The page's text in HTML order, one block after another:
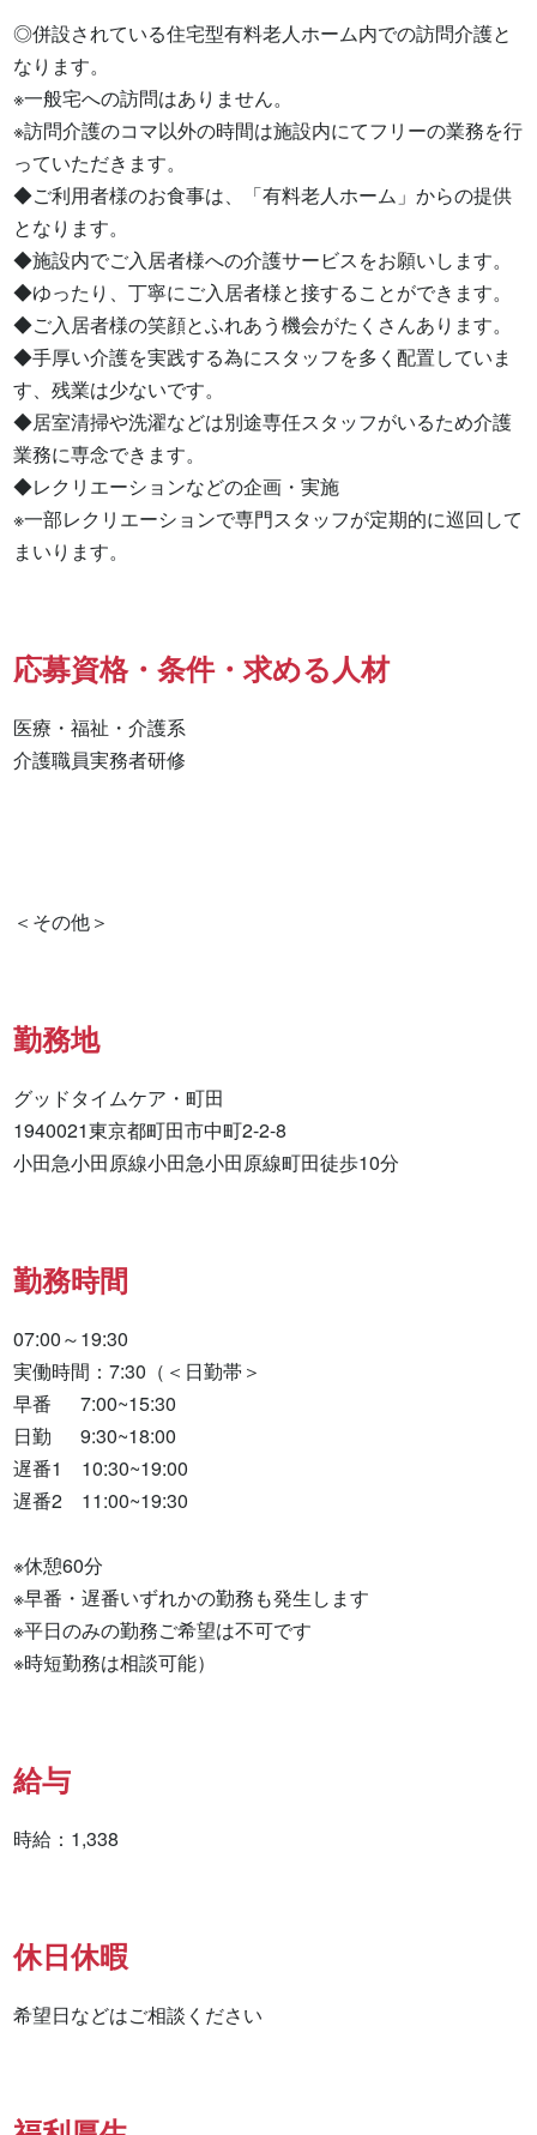
◎併設されている住宅型有料老人ホーム内での訪問介護と
なります。
※一般宅への訪問はありません。
※訪問介護のコマ以外の時間は施設内にてフリーの業務を行
っていただきます。
◆ご利用者様のお食事は、「有料老人ホーム」からの提供
となります。
◆施設内でご入居者様への介護サービスをお願いします。
◆ゆったり、丁寧にご入居者様と接することができます。
◆ご入居者様の笑顔とふれあう機会がたくさんあります。
◆手厚い介護を実践する為にスタッフを多く配置していま
す、残業は少ないです。
◆居室清掃や洗濯などは別途専任スタッフがいるため介護
業務に専念できます。
◆レクリエーションなどの企画・実施
※一部レクリエーションで専門スタッフが定期的に巡回して
まいります。
応募資格・条件・求める人材
医療・福祉・介護系
介護職員実務者研修
勤務地
グッドタイムケア・町田
1940021東京都町田市中町2-2-8
小田急小田原線小田急小田原線町田徒歩10分
勤務時間
07:00～19:30
実働時間：7:30（＜日勤帯＞
早番　  7:00~15:30
日勤　  9:30~18:00
遅番1　10:30~19:00
遅番2　11:00~19:30
※休憩60分
※早番・遅番いずれかの勤務も発生します
※平日のみの勤務ご希望は不可です
※時短勤務は相談可能）
給与
時給：1,338
休日休暇
希望日などはご相談ください